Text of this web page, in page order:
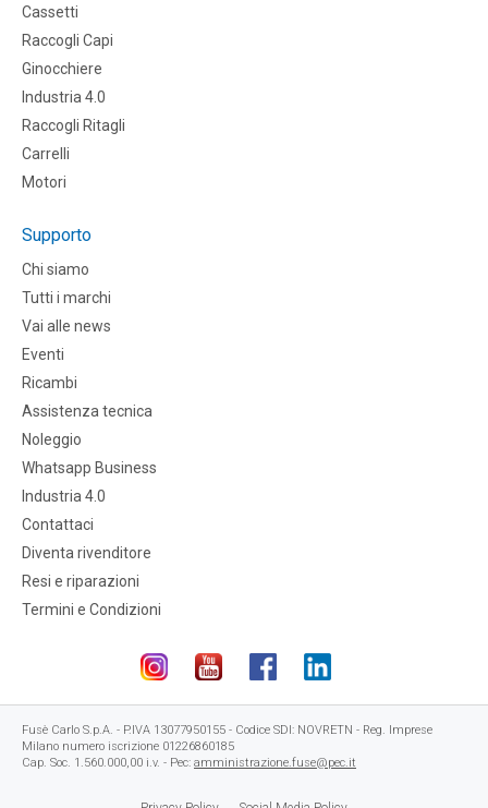
Cassetti
Raccogli Capi
Ginocchiere
Industria 4.0
Raccogli Ritagli
Carrelli
Motori
Supporto
Chi siamo
Tutti i marchi
Vai alle news
Eventi
Ricambi
Assistenza tecnica
Noleggio
Whatsapp Business
Industria 4.0
Contattaci
Diventa rivenditore
Resi e riparazioni
Termini e Condizioni
Fusè Carlo S.p.A. - P.IVA 13077950155 - Codice SDI: NOVRETN - Reg. Imprese
Milano numero iscrizione 01226860185
Cap. Soc. 1.560.000,00 i.v. - Pec: amministrazione.fuse@pec.it